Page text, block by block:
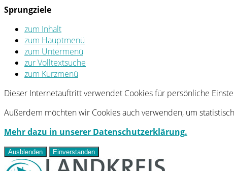
Sprungziele
zum Inhalt
zum Hauptmenü
zum Untermenü
zur Volltextsuche
zum Kurzmenü
Dieser Internetauftritt verwendet Cookies für persönliche
Außerdem möchten wir Cookies auch verwenden, um
Mehr dazu in unserer Datenschutzerklärung.
Ausblenden Einverstanden